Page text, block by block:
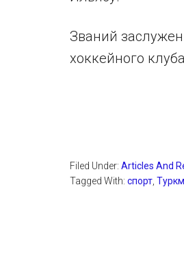
Званий
хоккейного
Filed Under: Articles And
Tagged With: спорт